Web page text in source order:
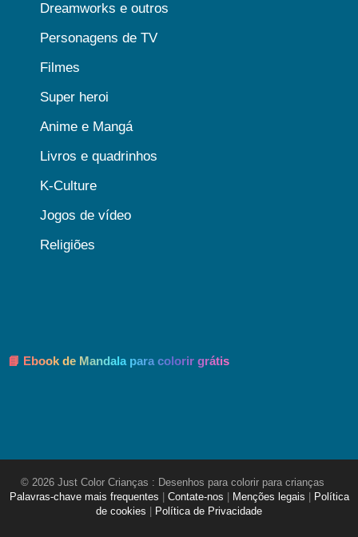
Dreamworks e outros
Personagens de TV
Filmes
Super heroi
Anime e Mangá
Livros e quadrinhos
K-Culture
Jogos de vídeo
Religiões
📘 Ebook de Mandala para colorir grátis
© 2026 Just Color Crianças : Desenhos para colorir para crianças
Palavras-chave mais frequentes
Contate-nos Menções legais
Política
de cookies
Política de Privacidade